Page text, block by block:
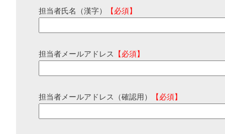
担当者氏名（漢字） 【必須】
担当者メールアドレス 【必須】
担当者メールアドレス（確認用） 【必須】